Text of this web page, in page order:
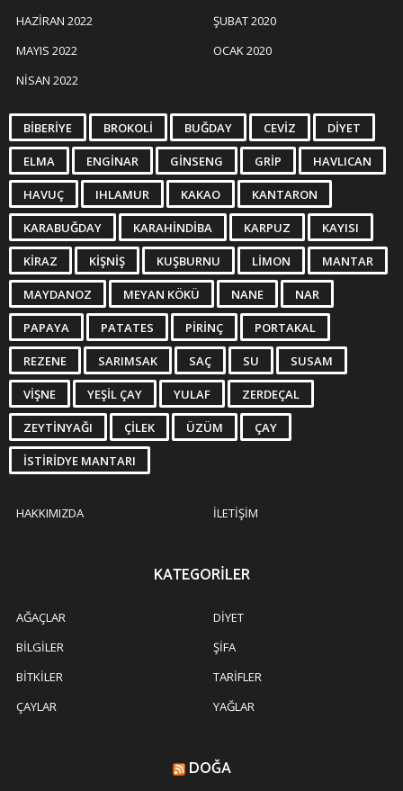
HAZIRAN 2022
MAYIS 2022
NISAN 2022
ŞUBAT 2020
OCAK 2020
BIBERIYE BROKOLI BUĞDAY CEVIZ DIYET
ELMA ENGINAR GINSENG GRIP HAVLICAN
HAVUÇ IHLAMUR KAKAO KANTARON
KARABUĞDAY KARAHINDIBA KARPUZ KAYISI
KIRAZ KIŞNIŞ KUŞBURNU LIMON MANTAR
MAYDANOZ MEYAN KÖKÜ NANE NAR
PAPAYA PATATES PIRINÇ PORTAKAL
REZENE SARIMSAK SAÇ SU SUSAM
VIŞNE YEŞIL ÇAY YULAF ZERDEÇAL
ZEYTINYAĞI ÇILEK ÜZÜM ÇAY
İSTIRIDYE MANTARI
HAKKIMIZDA İLETIŞIM
KATEGORILER
AĞAÇLAR
BILGILER
BITKILER
ÇAYLAR
DIYET
ŞIFA
TARIFLER
YAĞLAR
DOĞA